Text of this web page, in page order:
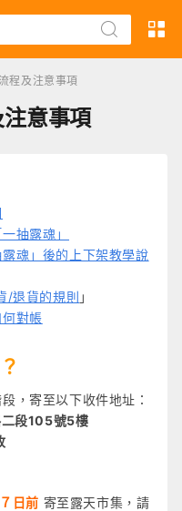
程及注意事項
意事項
抽露魂」
魂」後的上下架教學說
/退貨的規則 」
對帳
，寄至以下收件地址：
段105號5樓
日前 寄至露天市集，請